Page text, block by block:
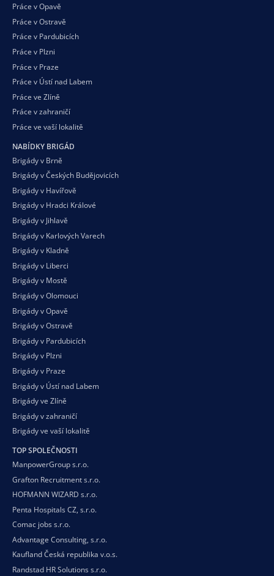
Práce v Opavě
Práce v Ostravě
Práce v Pardubicích
Práce v Plzni
Práce v Praze
Práce v Ústí nad Labem
Práce ve Zlíně
Práce v zahraničí
Práce ve vaší lokalitě
NABÍDKY BRIGÁD
Brigády v Brně
Brigády v Českých Budějovicích
Brigády v Havířově
Brigády v Hradci Králové
Brigády v Jihlavě
Brigády v Karlových Varech
Brigády v Kladně
Brigády v Liberci
Brigády v Mostě
Brigády v Olomouci
Brigády v Opavě
Brigády v Ostravě
Brigády v Pardubicích
Brigády v Plzni
Brigády v Praze
Brigády v Ústí nad Labem
Brigády ve Zlíně
Brigády v zahraničí
Brigády ve vaší lokalitě
TOP SPOLEČNOSTI
ManpowerGroup s.r.o.
Grafton Recruitment s.r.o.
HOFMANN WIZARD s.r.o.
Penta Hospitals CZ, s.r.o.
Comac jobs s.r.o.
Advantage Consulting, s.r.o.
Kaufland Česká republika v.o.s.
Randstad HR Solutions s.r.o.